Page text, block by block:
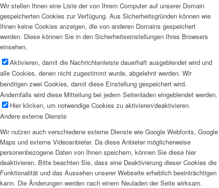
Wir stellen Ihnen eine Liste der von Ihrem Computer auf unserer Domain
gespeicherten Cookies zur Verfügung. Aus Sicherheitsgründen können wie
Ihnen keine Cookies anzeigen, die von anderen Domains gespeichert
werden. Diese können Sie in den Sicherheitseinstellungen Ihres Browsers
einsehen.
Aktivieren, damit die Nachrichtenleiste dauerhaft ausgeblendet wird und
alle Cookies, denen nicht zugestimmt wurde, abgelehnt werden. Wir
benötigen zwei Cookies, damit diese Einstellung gespeichert wird.
Andernfalls wird diese Mitteilung bei jedem Seitenladen eingeblendet werden.
Hier klicken, um notwendige Cookies zu aktivieren/deaktivieren.
Andere externe Dienste
Wir nutzen auch verschiedene externe Dienste wie Google Webfonts, Google
Maps und externe Videoanbieter. Da diese Anbieter möglicherweise
personenbezogene Daten von Ihnen speichern, können Sie diese hier
deaktivieren. Bitte beachten Sie, dass eine Deaktivierung dieser Cookies die
Funktionalität und das Aussehen unserer Webseite erheblich beeinträchtigen
kann. Die Änderungen werden nach einem Neuladen der Seite wirksam.